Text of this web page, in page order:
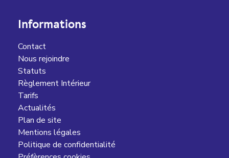
Informations
Contact
Nous rejoindre
Statuts
Règlement Intérieur
Tarifs
Actualités
Plan de site
Mentions légales
Politique de confidentialité